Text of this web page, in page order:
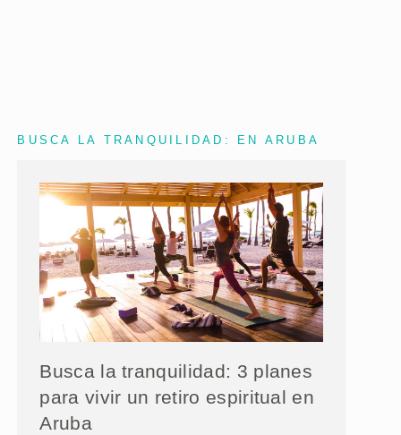
BUSCA LA TRANQUILIDAD: EN ARUBA
Busca la tranquilidad: 3 planes
para vivir un retiro espiritual en
Aruba